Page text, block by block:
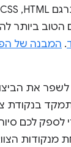
ביותר
. המבנה של
את
בנקודת
לספק לכם
מנקודות